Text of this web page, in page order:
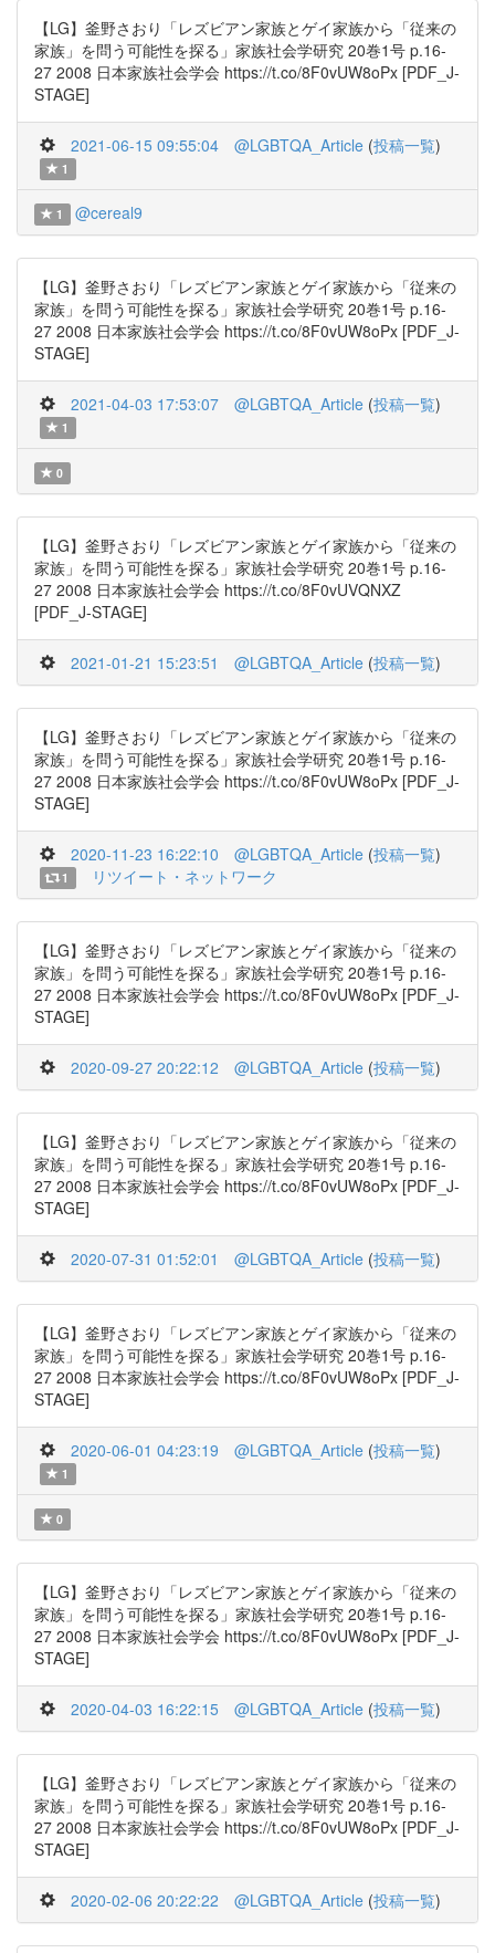
【LG】釜野さおり「レズビアン家族とゲイ家族から「従来の
家族」を問う可能性を探る」家族社会学研究 20巻1号 p.16-
27 2008 日本家族社会学会 https://t.co/8F0vUW8oPx [PDF_J-
STAGE]
2021-06-15 09:55:04 @LGBTQA_Article (投稿一覧)
1
1 @cereal9
【LG】釜野さおり「レズビアン家族とゲイ家族から「従来の
家族」を問う可能性を探る」家族社会学研究 20巻1号 p.16-
27 2008 日本家族社会学会 https://t.co/8F0vUW8oPx [PDF_J-
STAGE]
2021-04-03 17:53:07 @LGBTQA_Article (投稿一覧)
1
0
【LG】釜野さおり「レズビアン家族とゲイ家族から「従来の
家族」を問う可能性を探る」家族社会学研究 20巻1号 p.16-
27 2008 日本家族社会学会 https://t.co/8F0vUVQNXZ
[PDF_J-STAGE]
2021-01-21 15:23:51 @LGBTQA_Article (投稿一覧)
【LG】釜野さおり「レズビアン家族とゲイ家族から「従来の
家族」を問う可能性を探る」家族社会学研究 20巻1号 p.16-
27 2008 日本家族社会学会 https://t.co/8F0vUW8oPx [PDF_J-
STAGE]
2020-11-23 16:22:10 @LGBTQA_Article (投稿一覧)
1 リツイート・ネットワーク
【LG】釜野さおり「レズビアン家族とゲイ家族から「従来の
家族」を問う可能性を探る」家族社会学研究 20巻1号 p.16-
27 2008 日本家族社会学会 https://t.co/8F0vUW8oPx [PDF_J-
STAGE]
2020-09-27 20:22:12 @LGBTQA_Article (投稿一覧)
【LG】釜野さおり「レズビアン家族とゲイ家族から「従来の
家族」を問う可能性を探る」家族社会学研究 20巻1号 p.16-
27 2008 日本家族社会学会 https://t.co/8F0vUW8oPx [PDF_J-
STAGE]
2020-07-31 01:52:01 @LGBTQA_Article (投稿一覧)
【LG】釜野さおり「レズビアン家族とゲイ家族から「従来の
家族」を問う可能性を探る」家族社会学研究 20巻1号 p.16-
27 2008 日本家族社会学会 https://t.co/8F0vUW8oPx [PDF_J-
STAGE]
2020-06-01 04:23:19 @LGBTQA_Article (投稿一覧)
1
0
【LG】釜野さおり「レズビアン家族とゲイ家族から「従来の
家族」を問う可能性を探る」家族社会学研究 20巻1号 p.16-
27 2008 日本家族社会学会 https://t.co/8F0vUW8oPx [PDF_J-
STAGE]
2020-04-03 16:22:15 @LGBTQA_Article (投稿一覧)
【LG】釜野さおり「レズビアン家族とゲイ家族から「従来の
家族」を問う可能性を探る」家族社会学研究 20巻1号 p.16-
27 2008 日本家族社会学会 https://t.co/8F0vUW8oPx [PDF_J-
STAGE]
2020-02-06 20:22:22 @LGBTQA_Article (投稿一覧)